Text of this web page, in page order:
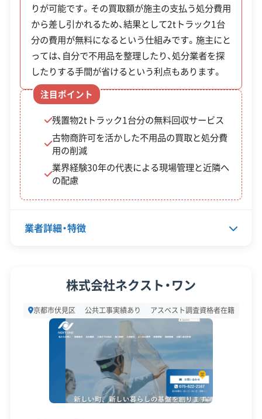
許可番号
【建設業許可】
京都府知事：第037809号
【産業廃棄物収集運搬業許可】
滋賀県知事：第02501149349号
京都府知事：第02600149349号
大阪府知事：第02700149349号
【宅地建物取引業許可】
京都府知事：第013607号
この解体業者の特徴
企業経
験・規模
創業30年以上
中間処理場保有
公共工事の経験
対応工事 土木工事 新築工事
外構工事
顧客対
応・サー
自社ホームページ
無料見積もり
不要品回収
不動産取引
土地活用
建設リサイクル届
近隣挨拶 土対応
い場合に適した業者です。
りが可能です。その買取額が施主の支払う処分費用
から差し引かれるため、結果として2tトラック1台
分の費用が無料になるという仕組みです。施主にと
っては、自分で不用品を整理したり、処分業者を探
したりする手間が省けるという利点もあります。
注目ポイント
残置物2tトラック1台分の無料回収サービス
古物商許可を活かした不用品の買取と処分費
用の削減
業界経験30年の代表による現場管理と近隣へ
の配慮
業者詳細・特徴
設立日 2013年
500万円
075-352-5055
営業時間 8:30～17:30
株式会社ネクスト・ワン
京都市伏見区 公共工事実績あり アスベスト調査資格者在籍